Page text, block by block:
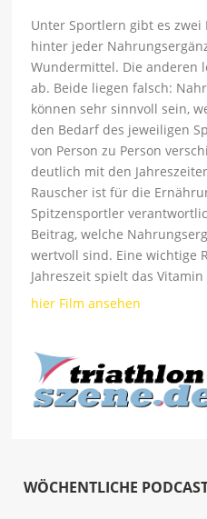
Unter Sportlern gibt es
hinter jeder
Wundermittel. Die anderen
ab. Beide liegen falsch:
können sehr sinnvoll sein,
den Bedarf des jeweiligen
von Person zu Person
deutlich mit den
Rauscher ist für die
Spitzensportler
Beitrag, welche
wertvoll sind. Eine wichtige
Jahreszeit spielt das Vitamin
hier Film ansehen
WÖCHENTLICHE